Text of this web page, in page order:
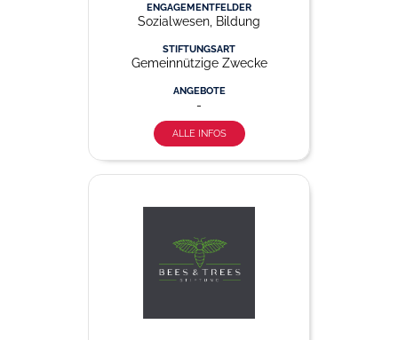
ENGAGEMENTFELDER
Sozialwesen, Bildung
STIFTUNGSART
Gemeinnützige Zwecke
ANGEBOTE
-
ALLE INFOS